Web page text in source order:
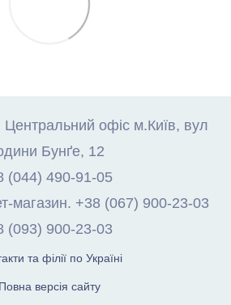
Центральний офіс м.Київ, вул
Бунґе, 12
(044) 490-91-05
магазин. +38 (067) 900-23-03
(093) 900-23-03
та філії по Україні
Повна версія сайту